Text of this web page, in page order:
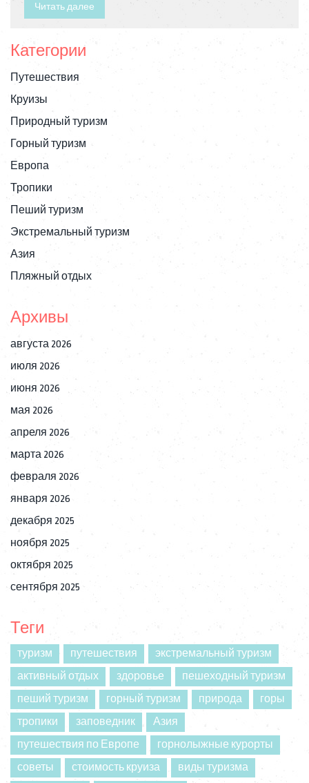
Читать далее
Категории
Путешествия
Круизы
Природный туризм
Горный туризм
Европа
Тропики
Пеший туризм
Экстремальный туризм
Азия
Пляжный отдых
Архивы
августа 2026
июля 2026
июня 2026
мая 2026
апреля 2026
марта 2026
февраля 2026
января 2026
декабря 2025
ноября 2025
октября 2025
сентября 2025
Теги
туризм путешествия
экстремальный туризм
активный отдых
здоровье
пешеходный туризм
пеший туризм
горный туризм природа
горы
тропики
заповедник
Азия
путешествия по Европе
горнолыжные курорты
советы
стоимость круиза виды туризма